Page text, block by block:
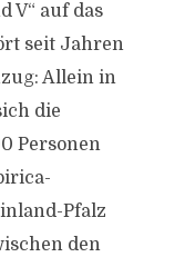
V“ auf das
seit Jahren
Allein in
die
Personen
Pfalz
den